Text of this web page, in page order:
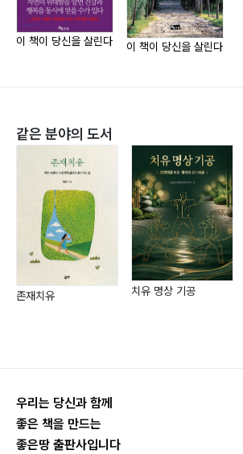
웃음은 (면역력, 혈액순환)에 좋다
웃음은 출세와도 연관이 깊다 ?
웃음은 뇌가 맑아진다 ?
기(氣)는 생명의 에너지를 공급 한다
기공(氣功)은 몸의 균형을 바로 잡아준다
태극권은 인간완성으로 이끌어준다 ?
기공수련을 하면 암 세포가 줄어든다 ?
Chapter 6 암(癌) 살려달라고 매달리지
암 세포는 누구나 매일 생긴다 ?
검사결과 이상 없다고 안심할 것은 아
낫는다는 신념과 희망이 암을 낫게 한
백혈구는 암을 죽이는 역할을 한다 ?
암 환자에게는 사랑을 퍼 주어야 좋아진
암은 완치 가능하다
이 책이 당신을 살린다 이 책이 당신을 살린다
같은 분야의 도서
존재치유
치유 명상 기공
우리는 당신과 함께
좋은 책을 만드는
좋은땅 출판사입니다